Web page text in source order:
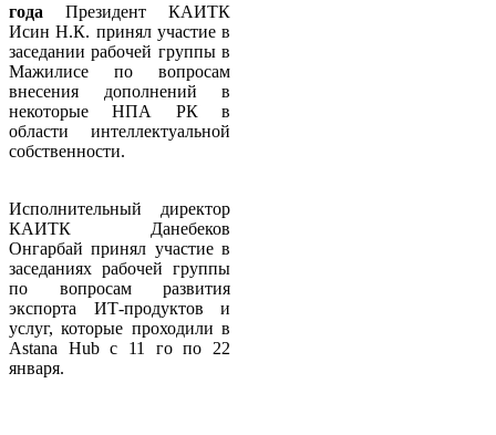
года Президент КАИТК
Исин Н.К. принял участие в
заседании рабочей группы в
Мажилисе по вопросам
внесения дополнений в
некоторые НПА РК в
области интеллектуальной
собственности.
Исполнительный директор
КАИТК Данебеков
Онгарбай принял участие в
заседаниях рабочей группы
по вопросам развития
экспорта ИТ-продуктов и
услуг, которые проходили в
Аstana Hub с 11 го по 22
января.